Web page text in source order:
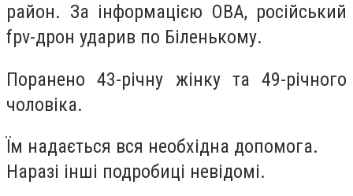
район. За інформацією ОВА, російський
fpv-дрон ударив по Біленькому.
Поранено 43-річну жінку та 49-річного
чоловіка.
Їм надається вся необхідна допомога.
Наразі інші подробиці невідомі.